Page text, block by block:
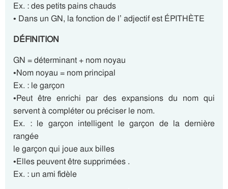
Ex. : des petits pains chauds
• Dans un GN, la fonction de l’ adjectif est ÉPITHÈTE
DÉFINITION
GN = déterminant + nom noyau
•Nom noyau = nom principal
Ex. : le garçon
•Peut être enrichi par des expansions du nom qui
servent à compléter ou préciser le nom.
Ex. : le garçon intelligent le garçon de la dernière
rangée
le garçon qui joue aux billes
•Elles peuvent être supprimées .
Ex. : un ami fidèle